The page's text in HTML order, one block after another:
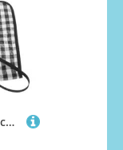
GALPADA Teiliges Junge Mädchen-kochkostüm mit Verstellbaren Trägern Weicher und Mütze für Monate Niedliches Fotoshooting-outfit für Jungen und Mädchen für Backen und Rollenspiele